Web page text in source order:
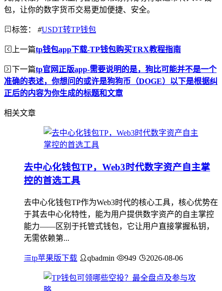
包，让你的数字货币交易更加便捷、安全。
标签： #USDT转TP钱包
上一篇tp钱包app下载-TP钱包购买TRX教程指南
下一篇tp官网正版app-需要说明的是，狗比可能并不是一个
准确的表述，你想问的或许是狗狗币（DOGE）以下是根据纠
正后的内容为你生成的标题和文章
相关文章
去中心化钱包TP，Web3时代数字资产自主掌
控的首选工具
去中心化钱包TP作为Web3时代的核心工具，核心优势在
于其去中心化特性，能为用户提供数字资产的自主掌控
能力——区别于托管式钱包，它让用户直接掌握私钥，
无需依赖第...
tp苹果版下载 qbadmin 949 2026-08-06